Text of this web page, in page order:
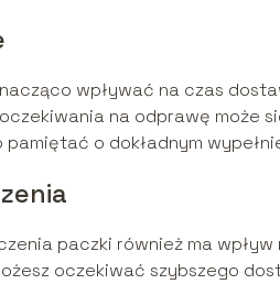
wpływać na czas
na odprawę może
pamiętać o dokładnym
paczki również ma
oczekiwać szybszego